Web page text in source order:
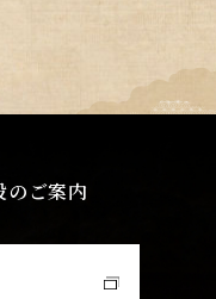
のご案内